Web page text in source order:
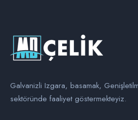
Galvanizli Izgara, basamak,
sektöründe faaliyet göstermekteyiz.